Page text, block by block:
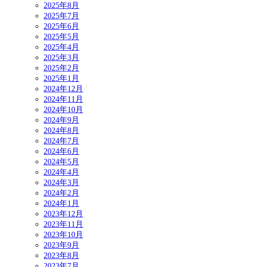
2025年8月
2025年7月
2025年6月
2025年5月
2025年4月
2025年3月
2025年2月
2025年1月
2024年12月
2024年11月
2024年10月
2024年9月
2024年8月
2024年7月
2024年6月
2024年5月
2024年4月
2024年3月
2024年2月
2024年1月
2023年12月
2023年11月
2023年10月
2023年9月
2023年8月